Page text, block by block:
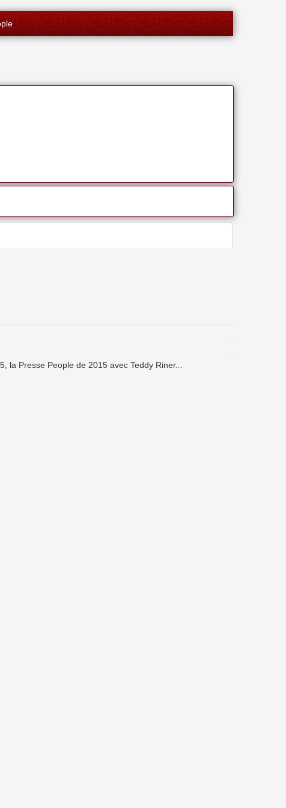
Presse People de 2015 avec Teddy Riner...